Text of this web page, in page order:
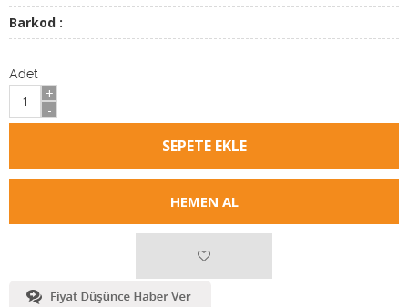
Barkod :
Adet
+
-
HEMEN AL